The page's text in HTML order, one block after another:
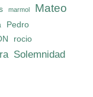
marmol Mateo
Pedro
rocio
Solemnidad